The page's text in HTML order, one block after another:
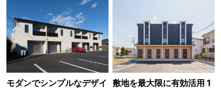
モダンでシンプルなデザイ
敷地を最大限に有効活用 1